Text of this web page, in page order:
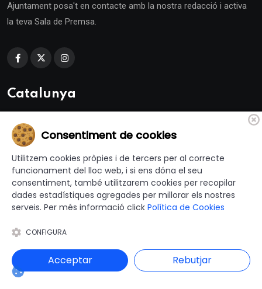
Ajuntament posa't en contacte amb la nostra redacció i activa
la teva Sala de Premsa.
Catalunya
Alt Camp
Alt Empordà
Alt Penedès
Alt Urgell
Alta Ribagorça
Anoia
Baix Camp
Baix Ebre
Conca de Barberà
Garraf
Gironès
La Garrotxa
La Selva
Maresme
Moianès
Priorat
Ribera d'Ebre
Ripollès
Segarra
Tarragonès
Terra Alta
Consentiment de cookies
Utilitzem cookies pròpies i de tercers per al correcte
funcionament del lloc web, i si ens dóna el seu
consentiment, també utilitzarem cookies per recopilar
dades estadístiques agregades per millorar els nostres
serveis. Per més informació click Política de Cookies
CONFIGURA
Acceptar Rebutjar